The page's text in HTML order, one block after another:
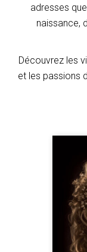
adresses
naissance,
Découvrez les
et les passions